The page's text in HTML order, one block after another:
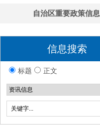
自治区重要政策信息
信息搜索
标题 正文